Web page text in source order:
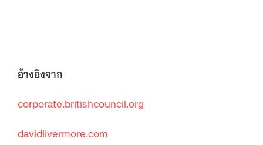
อ้างอิงจาก
corporate.britishcouncil.org
davidlivermore.com